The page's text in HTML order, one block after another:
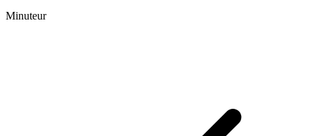
Minuteur